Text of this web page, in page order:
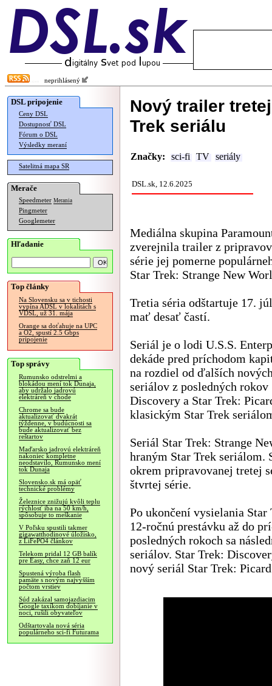
neprihlásený
DSL pripojenie
Ceny DSL
Dostupnosť DSL
Fórum o DSL
Výsledky meraní
Satelitná mapa SR
Merače
Speedmeter Merania
Pingmeter
Googlemeter
Hľadanie
Top články
Na Slovensku sa v tichosti
vypína ADSL v lokalitách s
VDSL, už 31. mája
Orange sa doťahuje na UPC
a O2, spustí 2.5 Gbps
pripojenie
Top správy
Rumunsko odstrelmi a
blokádou mení tok Dunaja,
aby udržalo jadrovú
elektráreň v chode
Chrome sa bude
aktualizovať dvakrát
týždenne, v budúcnosti sa
bude aktualizovať bez
reštartov
Maďarsko jadrovú elektráreň
nakoniec kompletne
neodstavilo, Rumunsko mení
tok Dunaja
Slovensko.sk má opäť
technické problémy
Železnice znižujú kvôli teplu
rýchlosť iba na 50 km/h,
spôsobuje to meškanie
V Poľsku spustili takmer
gigawatthodinové úložisko,
z LiFePO4 článkov
Telekom pridal 12 GB balík
pre Easy, chce zaň 12 eur
Spustená výroba flash
pamäte s novým najvyšším
počtom vrstiev
Súd zakázal samojazdiacim
Google taxíkom dobíjanie v
noci, rušili obyvateľov
Odštartovala nová séria
populárneho sci-fi Futurama
Nový trailer
Trek seriálu
Značky: sci-fi TV seriály
DSL.sk, 12.6.2025
Mediálna skupina
zverejnila trailer z
série jej pomerne
Star Trek: Strange New
Tretia séria odštartuje 17.
mať desať častí.
Seriál je o lodi U.S.S.
dekáde pred príchodom
na rozdiel od ďalších
seriálov z posledných rokov
Discovery a Star Trek:
klasickým Star Trek
Seriál Star Trek: Strange
hraným Star Trek seriálom.
okrem pripravovanej tretej
štvrtej série.
Po ukončení vysielania
12-ročnú prestávku až do
posledných rokoch sa
seriálov. Star Trek:
nový seriál Star Trek: